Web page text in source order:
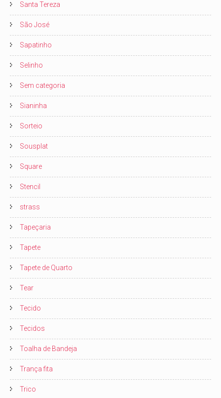
Santa Tereza
São José
Sapatinho
Selinho
Sem categoria
Sianinha
Sorteio
Sousplat
Square
Stencil
strass
Tapeçaria
Tapete
Tapete de Quarto
Tear
Tecido
Tecidos
Toalha de Bandeja
Trança fita
Trico